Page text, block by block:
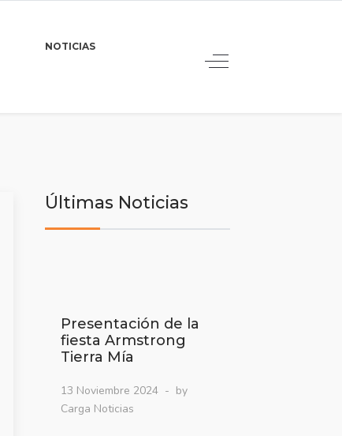
NOTICIAS
Últimas Noticias
Presentación de la
fiesta Armstrong
Tierra Mía
13 Noviembre 2024
by
Carga Noticias